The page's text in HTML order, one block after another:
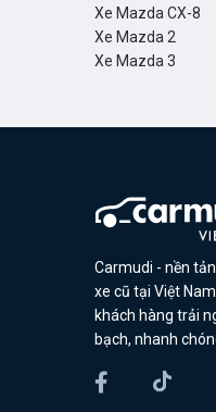
Xe Mazda CX-8
Xe Mazda 2
Xe Mazda 3
Carmudi - nền
xe cũ tại Việt
khách hàng trải
bạch, nhanh